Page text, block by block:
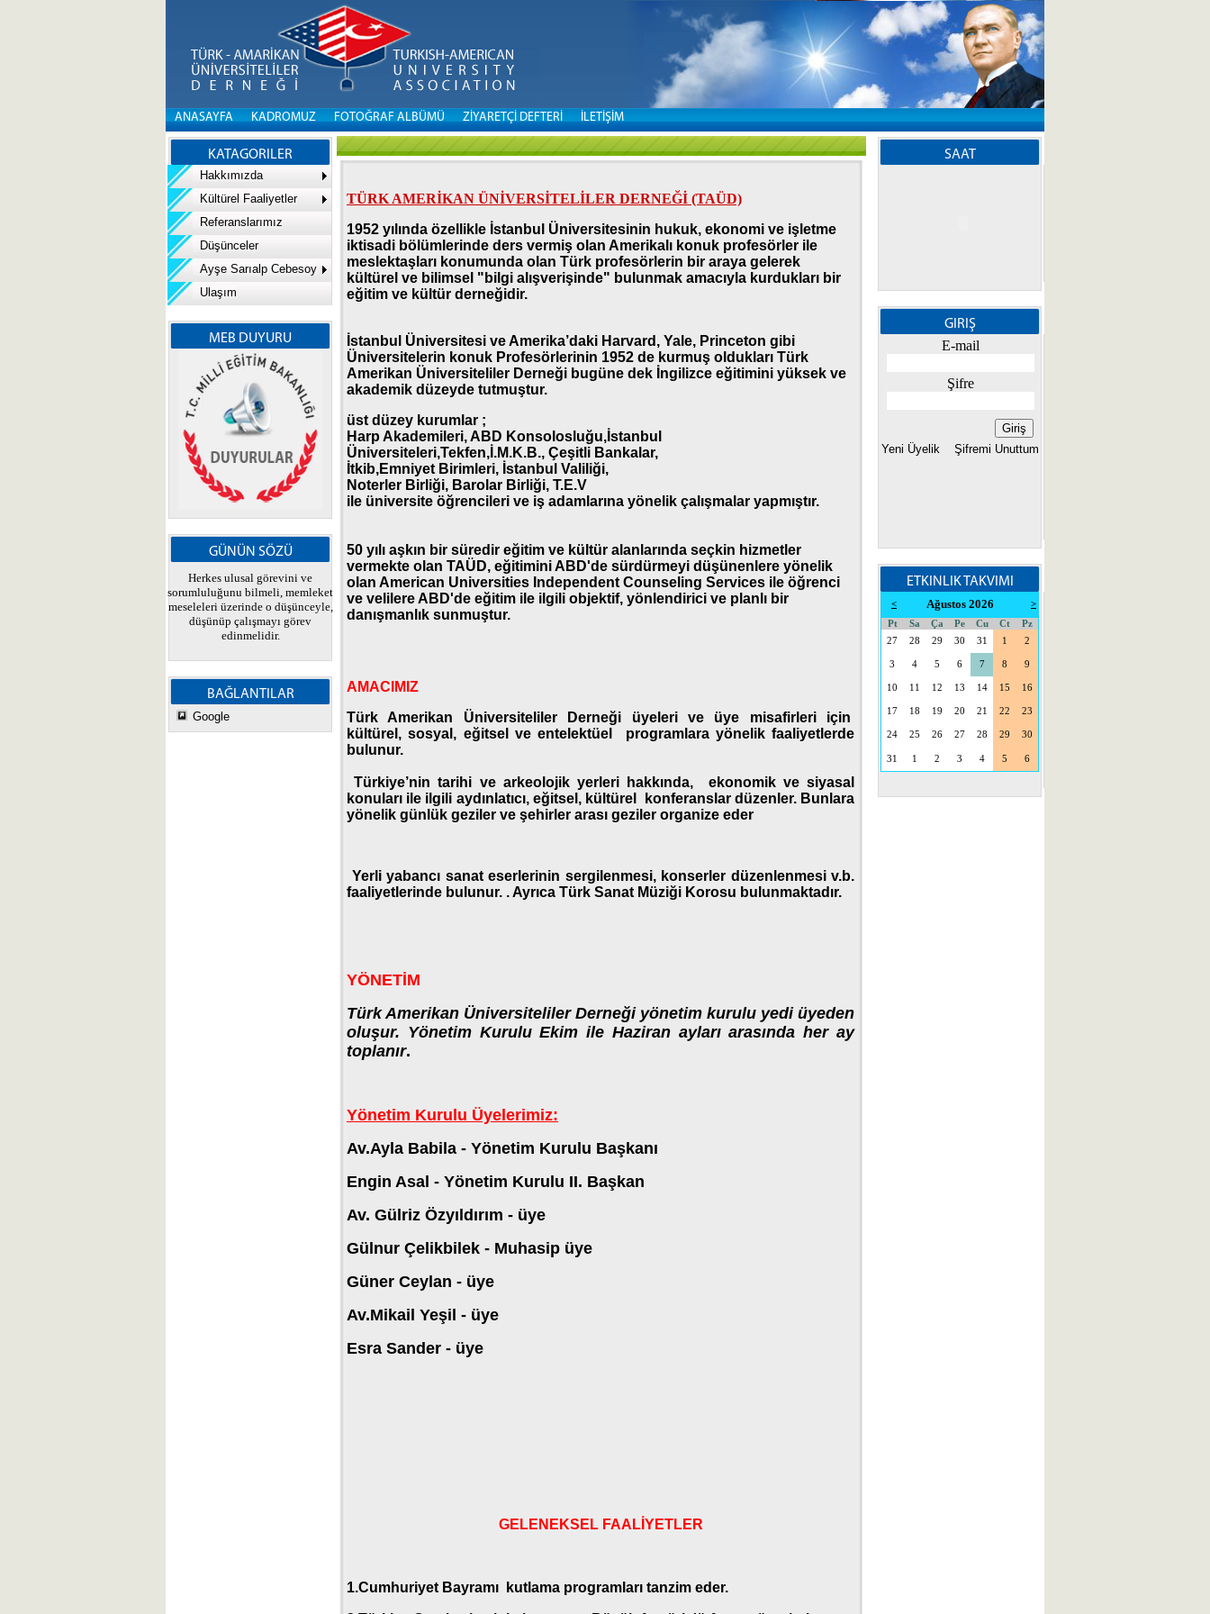
ANASAYFA KADROMUZ FOTOĞRAF ALBÜMÜ ZİYARETÇİ DEFTERİ İLETİŞİM
KATAGORILER
Hakkımızda
Kültürel Faaliyetler
Referanslarımız
Düşünceler
Ayşe Sarıalp Cebesoy
Ulaşım
MEB DUYURU
GÜNÜN SÖZÜ
Herkes ulusal görevini ve
sorumluluğunu bilmeli, memleket
meseleleri üzerinde o düşünceyle,
düşünüp çalışmayı görev
edinmelidir.
BAĞLANTILAR
Google
TÜRK AMERİKAN ÜNİVERSİTELİLER DERNEĞİ (TAÜD)
1952 yılında özellikle İstanbul Üniversitesinin hukuk, ekonomi ve işletme
iktisadi bölümlerinde ders vermiş olan Amerikalı konuk profesörler ile
meslektaşları konumunda olan Türk profesörlerin bir araya gelerek
kültürel ve bilimsel "bilgi alışverişinde" bulunmak amacıyla kurdukları bir
eğitim ve kültür derneğidir.
İstanbul Üniversitesi ve Amerika’daki Harvard, Yale, Princeton gibi
Üniversitelerin konuk Profesörlerinin 1952 de kurmuş oldukları Türk
Amerikan Üniversiteliler Derneği bugüne dek İngilizce eğitimini yüksek ve
akademik düzeyde tutmuştur.
üst düzey kurumlar ;
Harp Akademileri, ABD Konsolosluğu,İstanbul
Üniversiteleri,Tekfen,İ.M.K.B., Çeşitli Bankalar,
İtkib,Emniyet Birimleri, İstanbul Valiliği,
Noterler Birliği, Barolar Birliği, T.E.V
ile üniversite öğrencileri ve iş adamlarına yönelik çalışmalar yapmıştır.
50 yılı aşkın bir süredir eğitim ve kültür alanlarında seçkin hizmetler
vermekte olan TAÜD, eğitimini ABD'de sürdürmeyi düşünenlere yönelik
olan American Universities Independent Counseling Services ile öğrenci
ve velilere ABD'de eğitim ile ilgili objektif, yönlendirici ve planlı bir
danışmanlık sunmuştur.
AMACIMIZ
Türk Amerikan Üniversiteliler Derneği üyeleri ve üye misafirleri için
kültürel, sosyal, eğitsel ve entelektüel programlara yönelik faaliyetlerde
bulunur.
Türkiye’nin tarihi ve arkeolojik yerleri hakkında, ekonomik ve siyasal
konuları ile ilgili aydınlatıcı, eğitsel, kültürel konferanslar düzenler. Bunlara
yönelik günlük geziler ve şehirler arası geziler organize eder
Yerli yabancı sanat eserlerinin sergilenmesi, konserler düzenlenmesi v.b.
faaliyetlerinde bulunur. . Ayrıca Türk Sanat Müziği Korosu bulunmaktadır.
YÖNETİM
Türk Amerikan Üniversiteliler Derneği yönetim kurulu yedi üyeden
oluşur. Yönetim Kurulu Ekim ile Haziran ayları arasında her ay
toplanır.
Yönetim Kurulu Üyelerimiz:
Av.Ayla Babila - Yönetim Kurulu Başkanı
Engin Asal - Yönetim Kurulu II. Başkan
Av. Gülriz Özyıldırım - üye
Gülnur Çelikbilek - Muhasip üye
Güner Ceylan - üye
Av.Mikail Yeşil - üye
Esra Sander - üye
GELENEKSEL FAALİYETLER
1.Cumhuriyet Bayramı kutlama programları tanzim eder.
SAAT
GIRIŞ
E-mail
Şifre
Yeni Üyelik Şifremi Unuttum
ETKINLIK TAKVIMI
< Ağustos 2026
>
Pt
Sa Ça Pe Cu Ct
Pz
27
28 29 30 31 1 2
3 4 5 6 7 8 9
10 11 12 13 14 15 16
17 18 19 20 21 22 23
24 25 26 27 28 29 30
31 1 2 3 4 5 6